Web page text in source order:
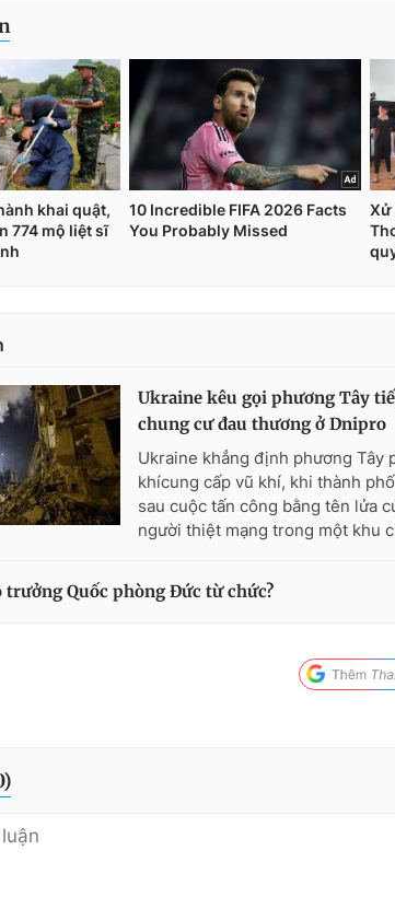
Ukraine kêu gọi phương Tây
chung cư đau thương ở Dnipro
Ukraine khẳng định phương Tây
khícung cấp vũ khí, khi thành
sau cuộc tấn công bằng tên lửa
người thiệt mạng trong một khu
trưởng Quốc phòng Đức từ chức?
)